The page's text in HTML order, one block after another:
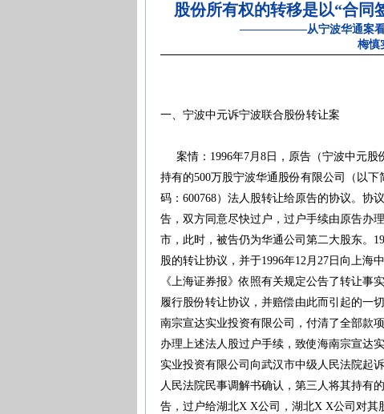
股份所有权的转移是以“合同
——————从宁波华通案看
梅慎
一、宁波中元诉宁波联合股份转让案
案情：1996年7月8日，原告（宁波中元股
持有的500万股宁波华通股份有限公司（以
码：600768）法人股转让给原告的协议。协
告，双方同意尽快过户，过户手续由原告办
市，此时，被告仍为华通公司第二大股东。
股的转让协议，并于1996年12月27日向上海
《上海证券报》依照有关规定公告了转让事
履行股份转让协议，并赔偿由此而引起的一
南宗宣达实业投资有限公司，付清了全部款
办理上述法人股过户手续，致使海南宗宣达
实业投资有限公司向武汉市中级人民法院起
人民法院民事调解书确认，第三人将其持有
告，过户给湖北X X公司，湖北X X公司对